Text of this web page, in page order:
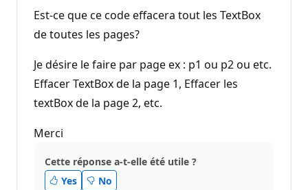
Est-ce que ce code effacera tout les TextBox
de toutes les pages?
Je désire le faire par page ex : p1 ou p2 ou etc.
Effacer TextBox de la page 1, Effacer les
textBox de la page 2, etc.
Merci
Cette réponse a-t-elle été utile ?
Yes
No